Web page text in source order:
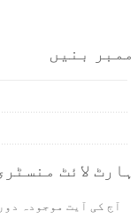
ممبر بنیں
ہارٹ لائٹ